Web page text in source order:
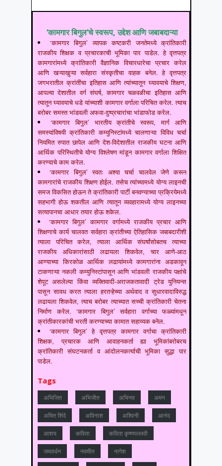
‘कामगार बिगुल’चे स्वरूप, उद्देश आणि जबाबदाऱ्या
‘कामगार बिगुल’ व्यापक कष्टकरी जनतेमध्ये क्रांतिकारी
राजकीय शिक्षक व प्रचारकाची भूमिका पार पाडेल. हे वृत्तपत्र
कामगारांमध्ये क्रांतिकारी वैज्ञानिक विचारधारेचा प्रचार करेल
आणि खऱ्याखुऱ्या सर्वहारा संस्कृतीचा वाहक बनेल. हे वृत्तपत्र
जगभरातील क्रांतींचा इतिहास आणि त्यांच्यातून घ्यावयाचे शिक्षण,
आपल्या देशातील वर्ग संघर्ष, कामगार चळवळीचा इतिहास आणि
त्यातून घ्यावयाचे धडे यांच्याशी कामगार वर्गाला परिचित करेल. त्याच
बरोबर समस्त भांडवली अफवा-दुष्प्रचारांचा भांडाफोड करेल.
‘कामगार बिगुल’ भारतीय क्रांतीचे स्वरूप, मार्ग आणि
समस्यांविषयी क्रांतिकारी कम्युनिस्टांमध्ये चालणाऱ्या विविध चर्चा
नियमित रुपात छापेल आणि देश-विदेशातील राजकीय घटना आणि
आर्थिक परिस्थितीचे योग्य विश्लेषण मांडून कामगार वर्गाला शिक्षित
करण्याचे काम करेल.
‘कामगार बिगुल’ स्वतः अश्या चर्चा चालवेल जेणे करून
कामगारांचे राजकीय शिक्षण होईल. तसेच त्यांच्यामध्ये योग्य लाइनची
समज विकसित होऊन ते क्रांतिकारी पार्टी बनवण्याच्या प्रक्रियेमध्ये
सहभागी होऊ शकतील आणि त्यातून व्यवहारामध्ये योग्य लाइनच्या
सत्यापानचा आधार तयार होऊ शकेल.
‘कामगार बिगुल’ कामगार वर्गामध्ये राजकीय प्रचार आणि
शिक्षणाचे कार्य चालवत सर्वहारा क्रांतीच्या ऐतिहासिक जबाबदारीशी
त्याला परिचित करेल, त्याला आर्थिक संघर्षांसोबतच त्याच्या
राजकीय अधिकारांसाठी लढायला शिकवेल, चार आणे-आठ
आण्याच्या किरकोळ आर्थिक लढायांमध्ये कामगारांना अडकावून
टाकणाऱ्या नकली कम्युनिस्टांपासून आणि भांडवली राजकीय पक्षांचे
शेपूट असलेल्या किंवा व्यक्तिवादी-अराजकतावादी ट्रेड युनियन्स
पासून सावध करत त्याला हरतऱ्हेच्या अर्थवाद व सुधारवादाविरुद्ध
लढायला शिकवेल, त्याच बरोबर त्याच्यात सच्ची क्रांतिकारी चेतना
निर्माण करेल. ‘कामगार बिगुल’ सर्वहारा वर्गाच्या फळ्यांमधून
क्रांतीकारकांची भरती करण्याच्या कामात सहाय्यक बनेल.
‘कामगार बिगुल’ हे वृत्तपत्र कामगार वर्गाचा क्रांतिकारी
शिक्षक, प्रचारक आणि आवाहनकर्ता ह्या भूमिकांबरोबरच
क्रांतिकारी संघटनकर्ता व आंदोलनकर्त्याची भूमिका सुद्धा पार
पाडेल.
Tags
अभिजित अभिजीत अभिनव अमन
अमित शिंदे अविनाश अश्विनी आनंद
आशय कविता कविता कृष्णपल्लवी
जयवर्धन नवमीत नागेश